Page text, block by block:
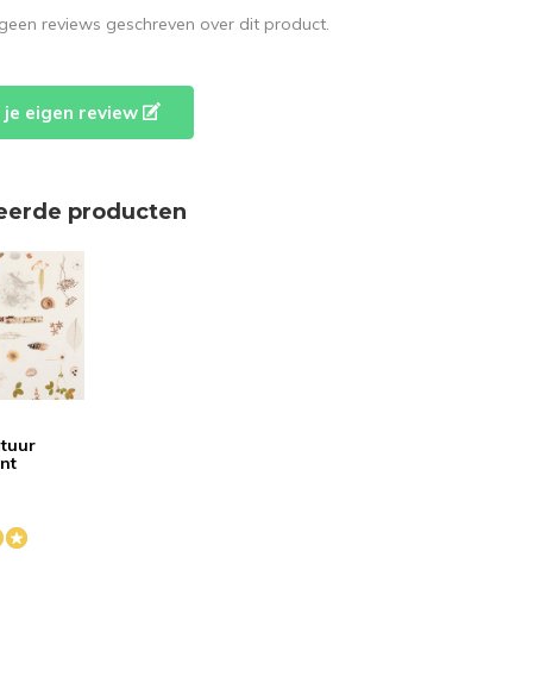
reviews geschreven over dit product.
je eigen review
producten